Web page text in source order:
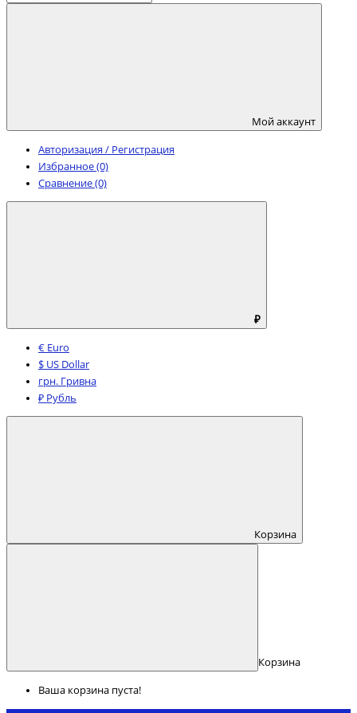
Мой аккаунт
Авторизация / Регистрация
Избранное (0)
Сравнение (0)
₽
€ Euro
$ US Dollar
грн. Гривна
₽ Рубль
Корзина
Корзина
Ваша корзина пуста!